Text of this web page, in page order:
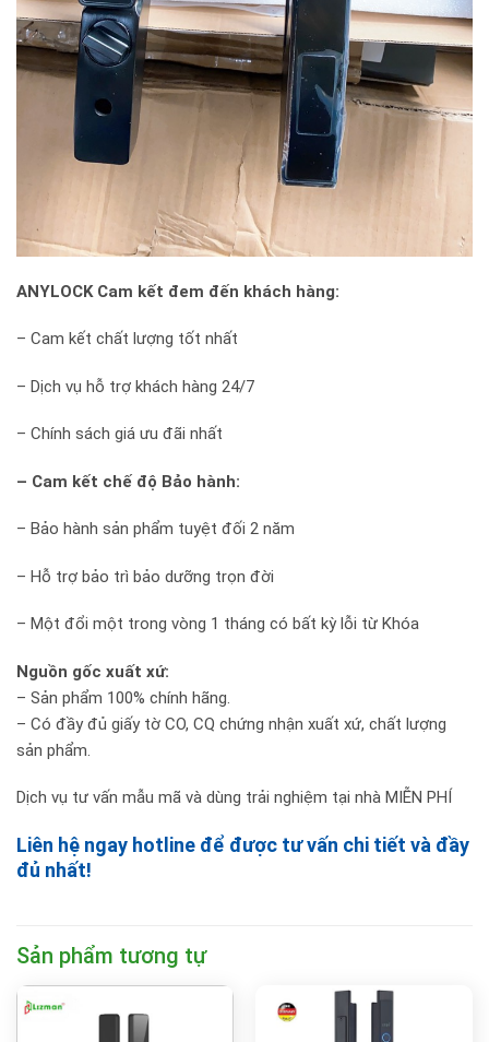
ANYLOCK Cam kết đem đến khách hàng:
– Cam kết chất lượng tốt nhất
– Dịch vụ hỗ trợ khách hàng 24/7
– Chính sách giá ưu đãi nhất
– Cam kết chế độ Bảo hành:
– Bảo hành sản phẩm tuyệt đối 2 năm
– Hỗ trợ bảo trì bảo dưỡng trọn đời
– Một đổi một trong vòng 1 tháng có bất kỳ lỗi từ Khóa
Nguồn gốc xuất xứ:
– Sản phẩm 100% chính hãng.
– Có đầy đủ giấy tờ CO, CQ chứng nhận xuất xứ, chất lượng
sản phẩm.
Dịch vụ tư vấn mẫu mã và dùng trải nghiệm tại nhà MIỄN PHÍ
Liên hệ ngay hotline để được tư vấn chi tiết và đầy
đủ nhất!
Sản phẩm tương tự